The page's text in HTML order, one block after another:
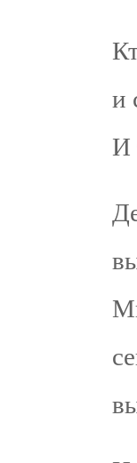
и
И